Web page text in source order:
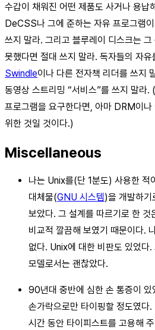
수갑이 채워진 어떤 제품도 사거나 용납
DeCSS나 그에 준하는 자유 프로그램
쓰지 말라. 그리고 블루레이 디스크는
못했다면 절대 쓰지 말라. 독자들의 자유
Swindle이나 다른 전자책 리더를 쓰지
동영상 스트리밍 “서비스”를 쓰지 말라.
프로그램을 요구한다면, 아마 DRM이나
위한 것일 것이다.)
Miscellaneous
나는 Unix를(단 1분도) 사용한 적
대체물(GNU 시스템)을 개발하기
보았다. 그 설계를 따르기로 한 것
비교적 깔끔해 보였기 때문이다.
없다. Unix에 대한 비판도 있었다.
모델로서는 괜찮았다.
90년대 중반에 심한 손 통증이 있
손가락으로만 타이핑할 정도였다
시간 동안 타이피스트를 고용해